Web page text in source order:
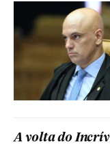
A volta do